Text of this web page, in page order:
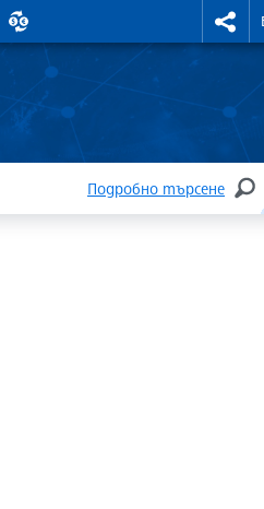
ВАЛУТНИ КУРСОВЕ
Подробно търсене